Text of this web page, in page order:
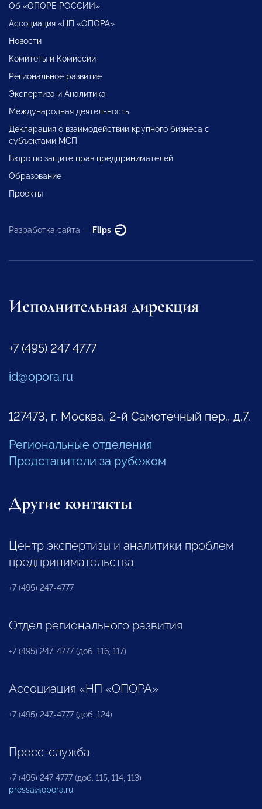
Об «ОПОРЕ РОССИИ»
Ассоциация «НП «ОПОРА»
Новости
Комитеты и Комиссии
Региональное развитие
Экспертиза и Аналитика
Международная деятельность
Декларация о взаимодействии крупного бизнеса с
субъектами МСП
Бюро по защите прав предпринимателей
Образование
Проекты
Разработка сайта — Flips
Исполнительная дирекция
+7 (495) 247 4777
id@opora.ru
127473, г. Москва, 2-й Самотечный пер., д.7.
Региональные отделения
Представители за рубежом
Другие контакты
Центр экспертизы и аналитики проблем
предпринимательства
+7 (495) 247-4777
Отдел регионального развития
+7 (495) 247-4777 (доб. 116, 117)
Ассоциация «НП «ОПОРА»
+7 (495) 247-4777 (доб. 124)
Пресс-служба
+7 (495) 247 4777 (доб. 115, 114, 113)
pressa@opora.ru